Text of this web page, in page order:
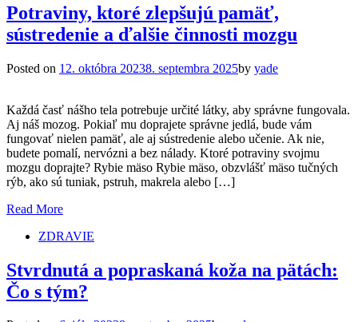
Potraviny, ktoré zlepšujú pamäť,
sústredenie a ďalšie činnosti mozgu
Posted on 12. októbra 20238. septembra 2025by yade
Každá časť nášho tela potrebuje určité látky, aby správne fungovala.
Aj náš mozog. Pokiaľ mu doprajete správne jedlá, bude vám
fungovať nielen pamäť, ale aj sústredenie alebo učenie. Ak nie,
budete pomalí, nervózni a bez nálady. Ktoré potraviny svojmu
mozgu doprajte? Rybie mäso Rybie mäso, obzvlášť mäso tučných
rýb, ako sú tuniak, pstruh, makrela alebo […]
Read More
ZDRAVIE
Stvrdnutá a popraskaná koža na pätách:
Čo s tým?